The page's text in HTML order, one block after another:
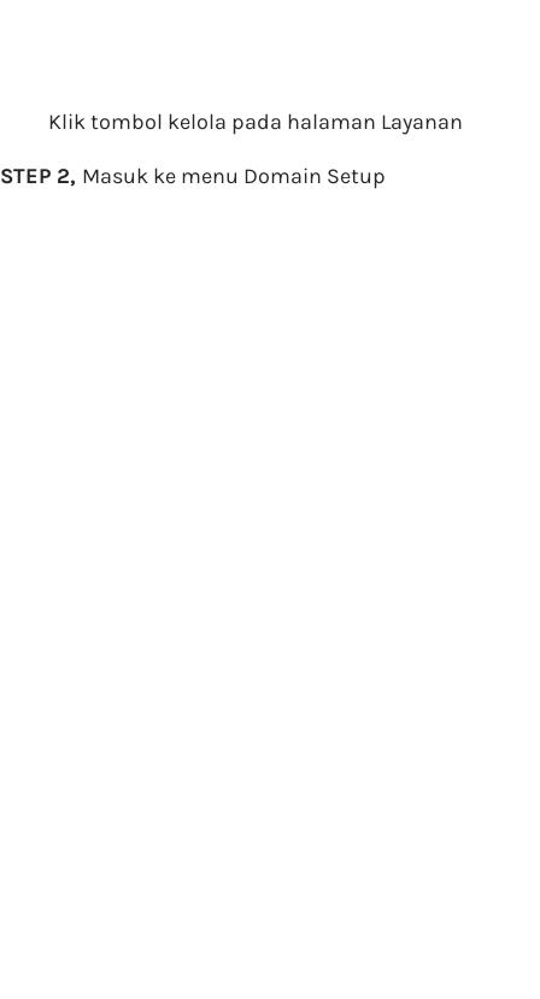
Klik tombol kelola pada halaman Layanan
STEP 2, Masuk ke menu Domain Setup